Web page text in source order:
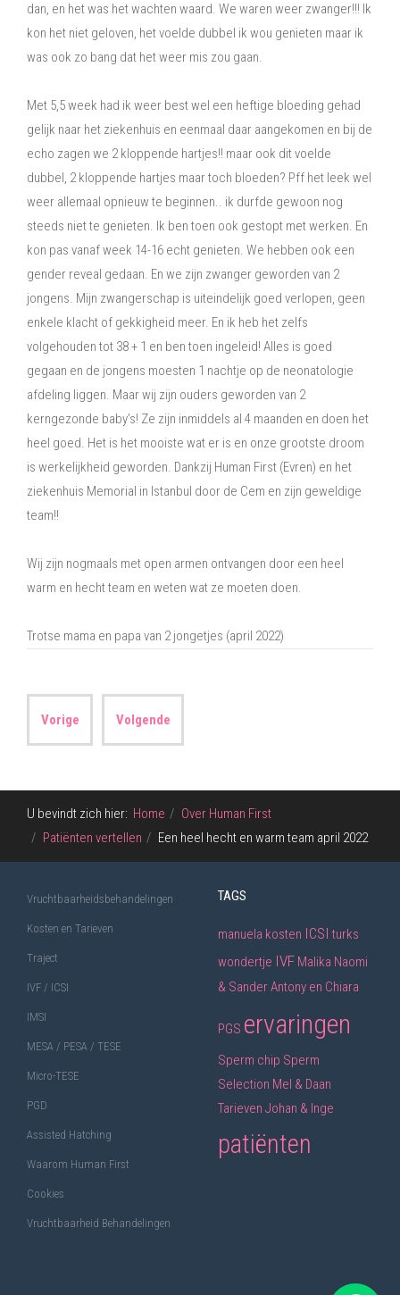
dan, en het was het wachten waard. We waren weer zwanger!!! Ik
kon het niet geloven, het voelde dubbel ik wou genieten maar ik
was ook zo bang dat het weer mis zou gaan.
Met 5,5 week had ik weer best wel een heftige bloeding gehad
gelijk naar het ziekenhuis en eenmaal daar aangekomen en bij de
echo zagen we 2 kloppende hartjes!! maar ook dit voelde
dubbel, 2 kloppende hartjes maar toch bloeden? Pff het leek wel
weer allemaal opnieuw te beginnen.. ik durfde gewoon nog
steeds niet te genieten. Ik ben toen ook gestopt met werken. En
kon pas vanaf week 14-16 echt genieten. We hebben ook een
gender reveal gedaan. En we zijn zwanger geworden van 2
jongens. Mijn zwangerschap is uiteindelijk goed verlopen, geen
enkele klacht of gekkigheid meer. En ik heb het zelfs
volgehouden tot 38 + 1 en ben toen ingeleid! Alles is goed
gegaan en de jongens moesten 1 nachtje op de neonatologie
afdeling liggen. Maar wij zijn ouders geworden van 2
kerngezonde baby’s! Ze zijn inmiddels al 4 maanden en doen het
heel goed. Het is het mooiste wat er is en onze grootste droom
is werkelijkheid geworden. Dankzij Human First (Evren) en het
ziekenhuis Memorial in Istanbul door de Cem en zijn geweldige
team!!
Wij zijn nogmaals met open armen ontvangen door een heel
warm en hecht team en weten wat ze moeten doen.
Trotse mama en papa van 2 jongetjes (april 2022)
Vorige Volgende
U bevindt zich hier: Home
Over Human First
Patiënten vertellen
Een heel hecht en warm team april 2022
Vruchtbaarheidsbehandelingen
Kosten en Tarieven
Traject
IVF / ICSI
IMSI
MESA / PESA / TESE
Micro-TESE
PGD
Assisted Hatching
Waarom Human First
Cookies
Vruchtbaarheid Behandelingen
TAGS
manuela kosten ICSI turks
wondertje IVF Malika Naomi
& SanderAntony en Chiara
PGS ervaringen
Sperm chip Sperm
Selection Mel & Daan
Tarieven Johan & Inge
patiënten